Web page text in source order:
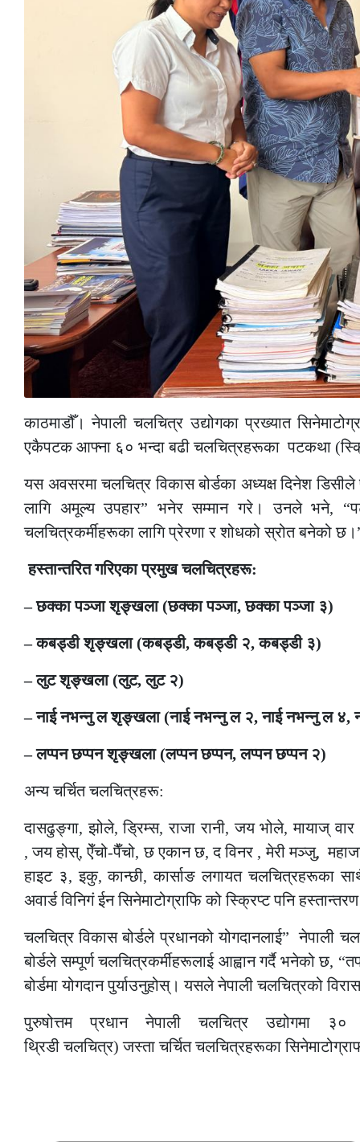
काठमाडौँ। नेपाली चलचित्र उद्योगका प्रख्यात
एकैपटक आफ्ना ६० भन्दा बढी चलचित्रहरूका पटकथा
यस अवसरमा चलचित्र विकास बोर्डका अध्यक्ष दिनेश डिसीले
लागि अमूल्य उपहार” भनेर सम्मान गरे। उनले भने,
चलचित्रकर्मीहरूका लागि प्रेरणा र शोधको स्रोत बनेको
हस्तान्तरित गरिएका प्रमुख चलचित्रहरू:
– छक्का पञ्जा शृङ्खला (छक्का पञ्जा, छक्का पञ्जा ३)
– कबड्डी शृङ्खला (कबड्डी, कबड्डी २, कबड्डी ३)
– लुट शृङ्खला (लुट, लुट २)
– नाई नभन्नु ल शृङ्खला (नाई नभन्नु ल २, नाई नभन्नु ल ४,
– लप्पन छप्पन शृङ्खला (लप्पन छप्पन, लप्पन छप्पन २)
अन्य चर्चित चलचित्रहरू:
दासढुङ्गा, झोले, ड्रिम्स, राजा रानी, जय भोले, मायाज्
, जय होस्, ऐँचो-पैँचो, छ एकान छ, द विनर ,मेरी मञ्जु,
हाइट ३, इकु, कान्छी, कार्साङ लगायत चलचित्रहरूका
अवार्ड विनिगं ईन सिनेमाटोग्राफि को स्क्रिप्ट पनि
चलचित्र विकास बोर्डले प्रधानको योगदानलाई”
नेपाली
बोर्डले सम्पूर्ण चलचित्रकर्मीहरूलाई आह्वान गर्दै भनेको छ,
बोर्डमा योगदान पुर्याउनुहोस्। यसले नेपाली चलचित्रको
पुरुषोत्तम प्रधान नेपाली चलचित्र उद्योगमा
थ्रिडी चलचित्र) जस्ता चर्चित चलचित्रहरूका